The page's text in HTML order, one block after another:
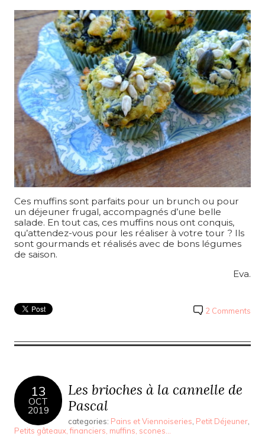
Ces muffins sont parfaits pour un brunch ou pour
un déjeuner frugal, accompagnés d’une belle
salade. En tout cas, ces muffins nous ont conquis,
qu’attendez-vous pour les réaliser à votre tour ? Ils
sont gourmands et réalisés avec de bons légumes
de saison.
Eva.
2 Comments
13
OCT
2019
Les brioches à la cannelle de
Pascal
categories: Pains et Viennoiseries, Petit Déjeuner,
Petits gâteaux, financiers, muffins, scones...